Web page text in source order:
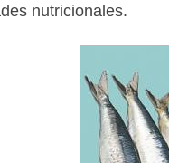
nutricionales.